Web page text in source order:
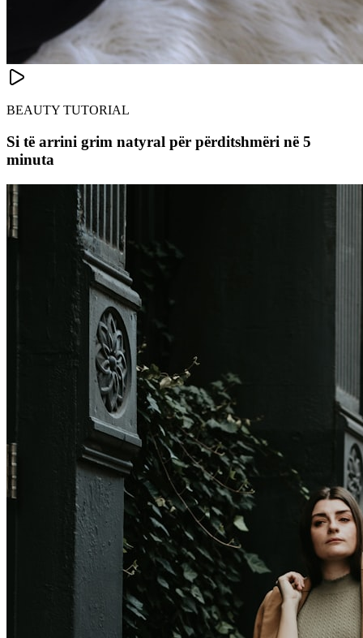
BEAUTY TUTORIAL
Si të arrini grim natyral për përditshmëri në 5
minuta